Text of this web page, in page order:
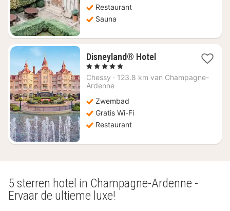
Restaurant
Sauna
Disneyland® Hotel1
vanaf
, 5 Sterren
Chessy · 123.8 km van Champagne-
Ardenne
Zwembad
Gratis Wi-Fi
Restaurant
5 sterren hotel in Champagne-Ardenne -
Ervaar de ultieme luxe!